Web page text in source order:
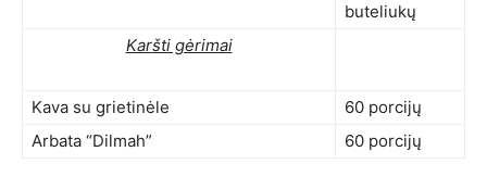
buteliukų
Karšti gėrimai
Kava su grietinėle
60 porcijų
Arbata “Dilmah”
60 porcijų